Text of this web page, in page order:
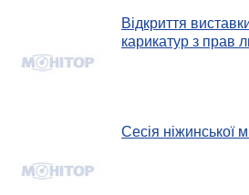
Відкриття
карикатур з прав
Сесія ніжинської